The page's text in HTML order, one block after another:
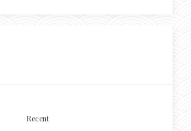
Recent